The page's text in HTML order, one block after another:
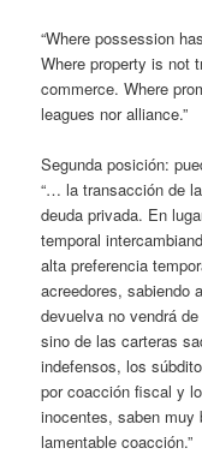
“Where possession
Where property is not
commerce. Where
leagues nor alliance.”
Segunda posición:
“… la transacción de
deuda privada. En
temporal
alta preferencia
acreedores, sabiendo
devuelva no vendrá
sino de las carteras
indefensos, los
por coacción fiscal y
inocentes, saben muy
lamentable coacción.”